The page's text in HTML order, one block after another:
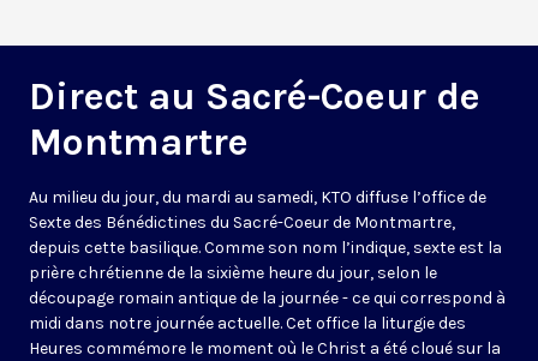
Direct au Sacré-Coeur de
Montmartre
Au milieu du jour, du mardi au samedi, KTO diffuse l’office de
Sexte des Bénédictines du Sacré-Coeur de Montmartre,
depuis cette basilique. Comme son nom l’indique, sexte est la
prière chrétienne de la sixième heure du jour, selon le
découpage romain antique de la journée - ce qui correspond à
midi dans notre journée actuelle. Cet office la liturgie des
Heures commémore le moment où le Christ a été cloué sur la